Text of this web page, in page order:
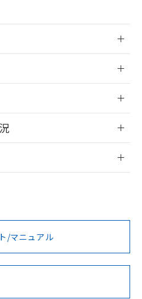
/会員登録
ただく前に、以下を必ずお読
/マニュアル